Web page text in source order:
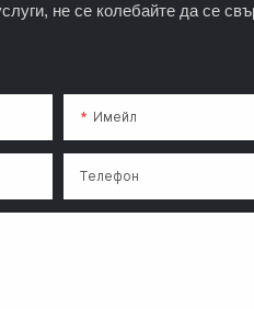
не се колебайте да се
Имейл
Телефон